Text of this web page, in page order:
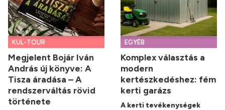
KUL-TOUR
Megjelent Bojár Iván
András új könyve: A
Tisza áradása – A
rendszerváltás rövid
története
EGYÉB
Komplex választás a
modern
kertészkedéshez: fém
kerti garázs
A kerti tevékenységek